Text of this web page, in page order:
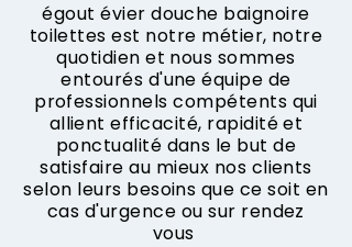
égout évier douche baignoire
toilettes est notre métier, notre
quotidien et nous sommes
entourés d'une équipe de
professionnels compétents qui
allient efficacité, rapidité et
ponctualité dans le but de
satisfaire au mieux nos clients
selon leurs besoins que ce soit en
cas d'urgence ou sur rendez
vous